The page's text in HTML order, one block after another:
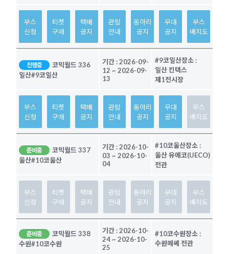
부스
신청
티켓
구매
택배
공지
관람
안내
동아리
공지
무대
공지
부스
배치도
진행중
코믹월드 336
일산#9코일산
기간 :2026-09-
12 ~ 2026-09-
13
#9코일산장소 :
일산 킨텍스
제1전시장
부스
신청
티켓
구매
택배
공지
관람
안내
동아리
공지
무대
공지
부스
배치도
준비중
코믹월드 337
울산#10코울산
기간 :2026-10-
03 ~ 2026-10-
04
#10코울산장소 :
울산 유에코(UECO)
전관
부스
신청
티켓
구매
택배
공지
관람
안내
동아리
공지
무대
공지
부스
배치도
준비중
코믹월드 338
수원#10코수원
기간 :2026-10-
24~ 2026-10-
25
#10코수원장소 :
수원메쎄 전관